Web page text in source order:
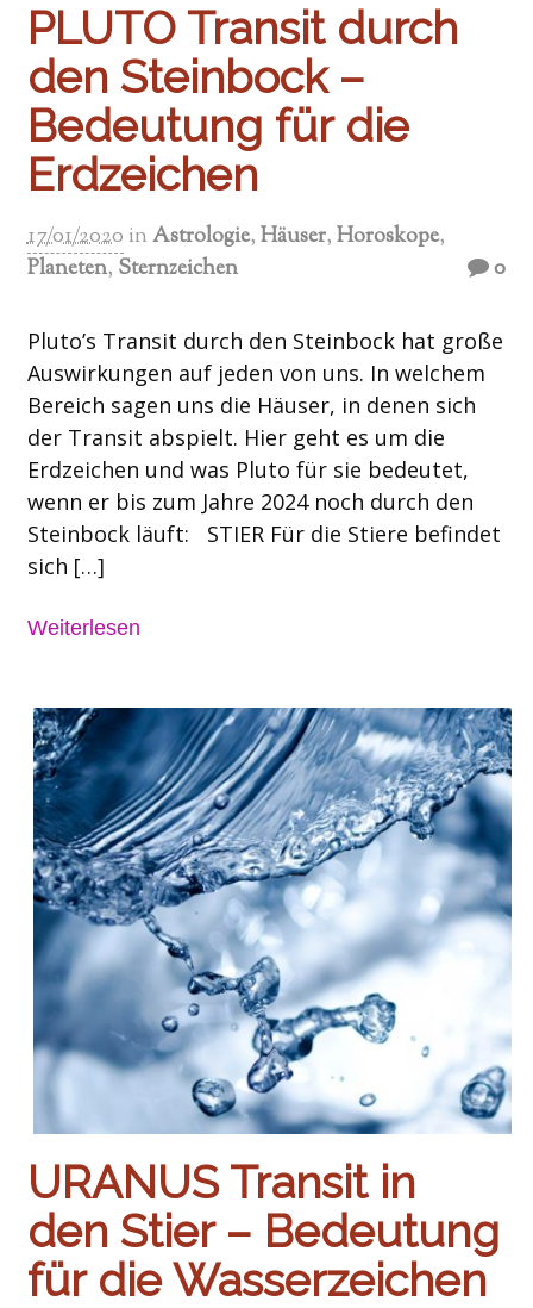
PLUTO Transit durch
den Steinbock –
Bedeutung für die
Erdzeichen
17/01/2020 inAstrologie,Häuser,Horoskope,
Planeten, Sternzeichen 0
Pluto’s Transit durch den Steinbock hat große
Auswirkungen auf jeden von uns. In welchem
Bereich sagen uns die Häuser, in denen sich
der Transit abspielt. Hier geht es um die
Erdzeichen und was Pluto für sie bedeutet,
wenn er bis zum Jahre 2024 noch durch den
Steinbock läuft: STIER Für die Stiere befindet
sich […]
Weiterlesen
URANUS Transit in
den Stier – Bedeutung
für die Wasserzeichen